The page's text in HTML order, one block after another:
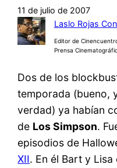
11 de julio de 2007
Laslo Rojas
Editor de
Prensa
Dos de los
temporada (bueno,
verdad) ya habían
de Los Simpson.
episodios de
XII. En él Bart y